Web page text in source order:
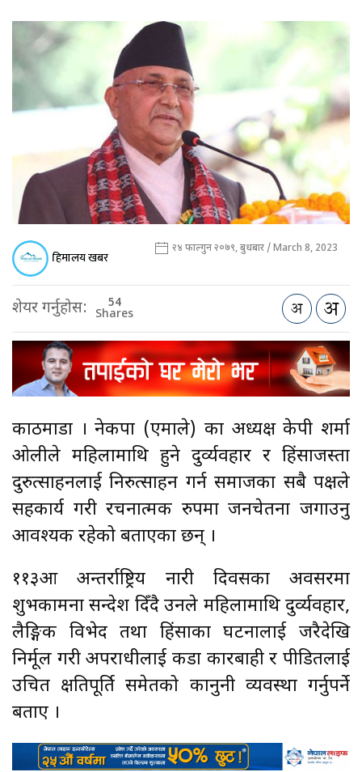
हिमालय खबर २४ फाल्गुन २०७९, बुधबार / March 8, 2023
शेयर गर्नुहोस: 54
Shares
काठमाडौँ । नेकपा (एमाले) का अध्यक्ष केपी शर्मा
ओलीले महिलामाथि हुने दुर्व्यवहार र हिंसाजस्ता
दुरुत्साहनलाई निरुत्साहन गर्न समाजका सबै पक्षले
सहकार्य गरी रचनात्मक रुपमा जनचेतना जगाउनु
आवश्यक रहेको बताएका छन् ।
११३औँ अन्तर्राष्ट्रिय नारी दिवसका अवसरमा
शुभकामना सन्देश दिँदै उनले महिलामाथि दुर्व्यवहार,
लैङ्गिक विभेद तथा हिंसाका घटनालाई जरैदेखि
निर्मूल गरी अपराधीलाई कडा कारबाही र पीडितलाई
उचित क्षतिपूर्ति समेतको कानुनी व्यवस्था गर्नुपर्ने
बताए ।